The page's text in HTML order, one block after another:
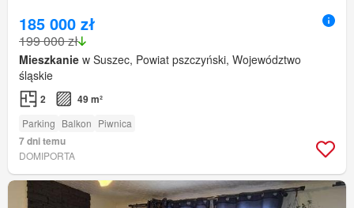
185 000 zł
199 000 zł
Mieszkanie w Suszec, Powiat pszczyński, Województwo
śląskie
2 49 m²
Parking Balkon Piwnica
7 dni temu
DOMIPORTA